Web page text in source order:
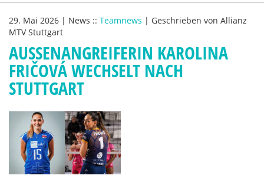
29. Mai 2026 | News :: Teamnews | Geschrieben von Allianz
MTV Stuttgart
AUSSENANGREIFERIN KAROLINA F
RIČOVÁ WECHSELT NACH S
TUTTGART